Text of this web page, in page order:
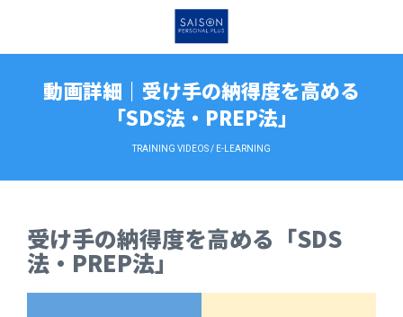
動画詳細｜受け手の納得度を高める
「SDS法・PREP法」
TRAINING VIDEOS / E-LEARNING
受け手の納得度を高める「SDS
法・PREP法」